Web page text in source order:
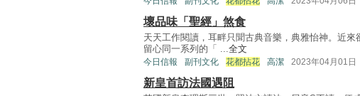
壞品味「聖經」煞食
天天工作閱讀，耳畔只聞古典音樂，典雅怡神。近
留心同一系列的「 ...全文
今日信報 副刊文化 花都拈花 高潔 2023年04月01日
新皇首訪法國遇阻